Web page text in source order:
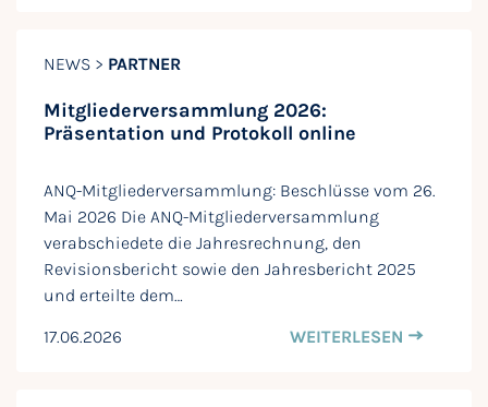
NEWS > PARTNER
Mitgliederversammlung 2026:
Präsentation und Protokoll online
ANQ-Mitgliederversammlung: Beschlüsse vom 26.
Mai 2026 Die ANQ-Mitgliederversammlung
verabschiedete die Jahresrechnung, den
Revisionsbericht sowie den Jahresbericht 2025
und erteilte dem…
17.06.2026
WEITERLESEN